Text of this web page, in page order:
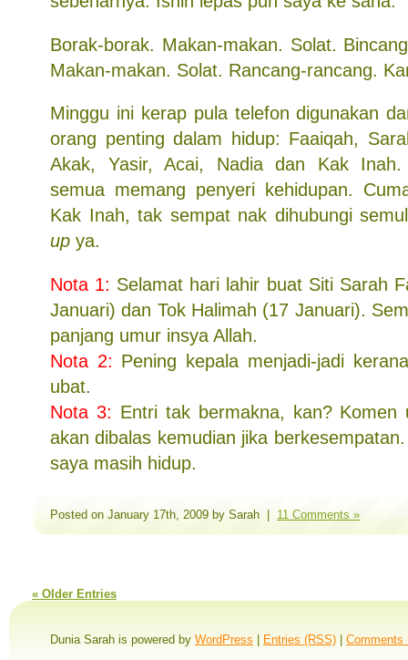
Borak-borak. Makan-makan. Solat.
Makan-makan. Solat. Rancang-rancang.
Minggu ini kerap pula telefon digunakan
orang penting dalam hidup: Faaiqah,
Akak, Yasir, Acai, Nadia dan Kak Inah.
semua memang penyeri kehidupan.
Kak Inah, tak sempat nak dihubungi
up ya.
Nota 1: Selamat hari lahir buat Siti Sarah
Januari) dan Tok Halimah (17 Januari).
panjang umur insya Allah.
Nota 2: Pening kepala menjadi-jadi
ubat.
Nota 3: Entri tak bermakna, kan? Komen
akan dibalas kemudian jika
saya masih hidup.
Posted on January 17th, 2009 by Sarah | 11 Comments »
« Older Entries
Dunia Sarah is powered by WordPress | Entries (RSS) | Comments